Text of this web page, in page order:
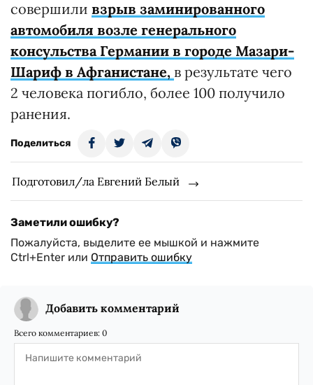
совершили взрыв заминированного
автомобиля возле генерального
консульства Германии в городе Мазари-
Шариф в Афганистане, в результате чего
2 человека погибло, более 100 получило
ранения.
Поделиться
Подготовил/ла Евгений Белый
Заметили ошибку?
Пожалуйста, выделите ее мышкой и нажмите
Ctrl+Enter или Отправить ошибку
Добавить комментарий
Всего комментариев: 0